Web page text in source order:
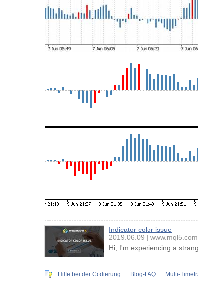
Indicator color issue
2019.06.09
www.mql5.com
Hi, I'm experiencing a
Hilfe bei der Codierung Blog-FAQ Multi-